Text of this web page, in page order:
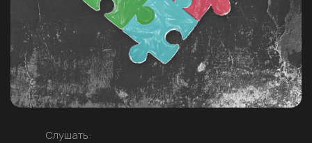
Слушать: